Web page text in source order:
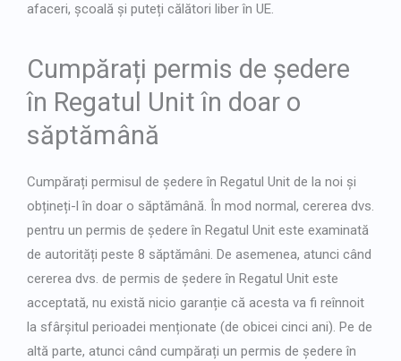
afaceri, școală și puteți călători liber în UE.
Cumpărați permis de ședere
în Regatul Unit în doar o
săptămână
Cumpărați permisul de ședere în Regatul Unit de la noi și
obțineți-l în doar o săptămână. În mod normal, cererea dvs.
pentru un permis de ședere în Regatul Unit este examinată
de autorități peste 8 săptămâni. De asemenea, atunci când
cererea dvs. de permis de ședere în Regatul Unit este
acceptată, nu există nicio garanție că acesta va fi reînnoit
la sfârșitul perioadei menționate (de obicei cinci ani). Pe de
altă parte, atunci când cumpărați un permis de ședere în